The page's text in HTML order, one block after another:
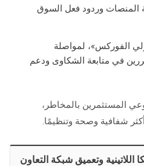
وردود فعل السوق
الفوركس»، لمواصلة
في متابعة الشكاوى ودعم
المستثمرين بالمخاطر،
شفافية وصحة وتنظيمًا.
وتعميق شبكة التعاون